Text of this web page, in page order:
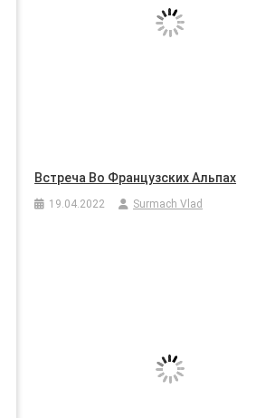
Встреча Во Французских Альпах
19.04.2022 Surmach Vlad